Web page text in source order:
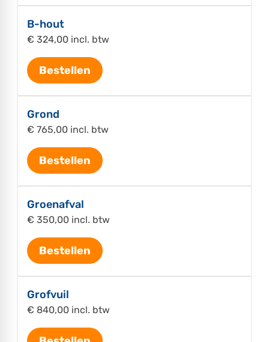
B-hout
€ 324,00 incl. btw
Bestellen
Grond
€ 765,00 incl. btw
Bestellen
Groenafval
€ 350,00 incl. btw
Bestellen
Grofvuil
€ 840,00 incl. btw